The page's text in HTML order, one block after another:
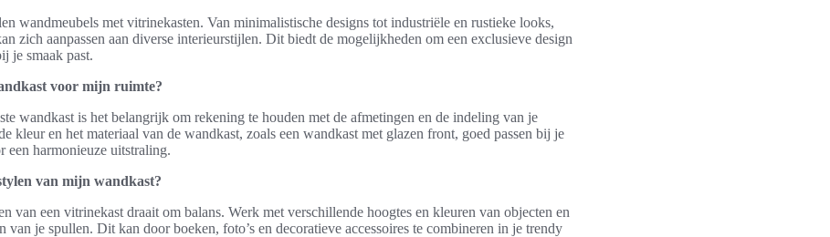
wandmeubels met vitrinekasten. Van minimalistische designs tot industriële en rustieke looks,
zich aanpassen aan diverse interieurstijlen. Dit biedt de mogelijkheden om een exclusieve design
je smaak past.
voor mijn ruimte?
wandkast is het belangrijk om rekening te houden met de afmetingen en de indeling van je
kleur en het materiaal van de wandkast, zoals een wandkast met glazen front, goed passen bij je
een harmonieuze uitstraling.
van mijn wandkast?
van een vitrinekast draait om balans. Werk met verschillende hoogtes en kleuren van objecten en
van je spullen. Dit kan door boeken, foto’s en decoratieve accessoires te combineren in je trendy